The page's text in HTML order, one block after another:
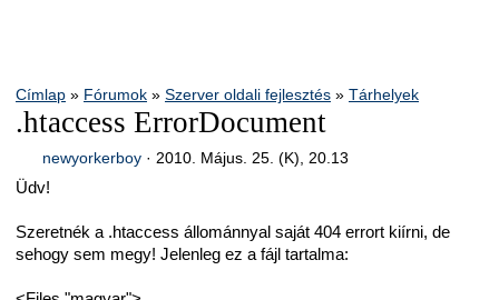
Címlap » Fórumok » Szerver oldali fejlesztés » Tárhelyek
.htaccess ErrorDocument
newyorkerboy· 2010. Május. 25. (K), 20.13
Üdv!
Szeretnék a .htaccess állománnyal saját 404 errort kiírni, de
sehogy sem megy! Jelenleg ez a fájl tartalma: